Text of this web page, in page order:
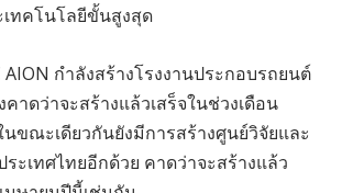
ทคโนโลยีขั้นสูงสุด
AION กำลังสร้างโรงงานประกอบรถยนต์
าดว่าจะสร้างแล้วเสร็จในช่วงเดือน
ขณะเดียวกันยังมีการสร้างศูนย์วิจัยและ
ะเทศไทยอีกด้วย คาดว่าจะสร้างแล้ว